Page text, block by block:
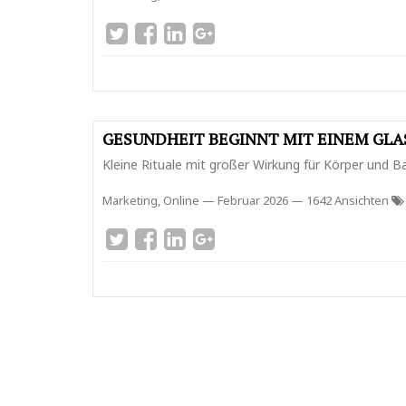
GESUNDHEIT BEGINNT MIT EINEM
Kleine Rituale mit großer Wirkung für Körper und
Marketing, Online — Februar 2026 — 1642 Ansichten